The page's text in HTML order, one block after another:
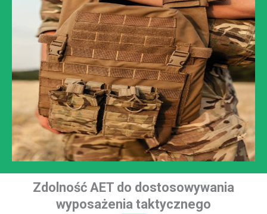
Zdolność AET do dostosowywania
wyposażenia taktycznego